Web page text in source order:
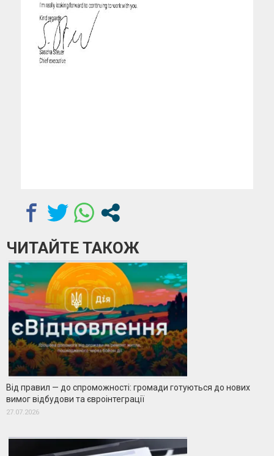
ЧИТАЙТЕ ТАКОЖ
Від правил — до спроможності: громади готуються до нових
вимог відбудови та євроінтеграції
27.07.2026